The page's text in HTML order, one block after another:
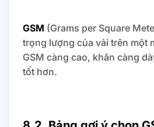
GSM (Grams per Square
trọng lượng của vải trên một
GSM càng cao, khăn càng
tốt hơn.